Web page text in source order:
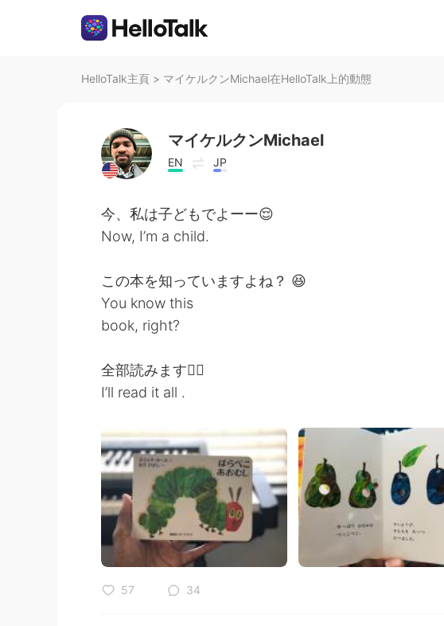
HelloTalk主頁 > マイケルクンMichael在HelloTalk上的動態
マイケルクンMichael
EN JP
今、私は子どもでよーー😌
Now, I’m a child.
この本を知っていますよね？ 😆
You know this
book, right?
全部読みます🙇‍♂️
I’ll read it all .
57 34